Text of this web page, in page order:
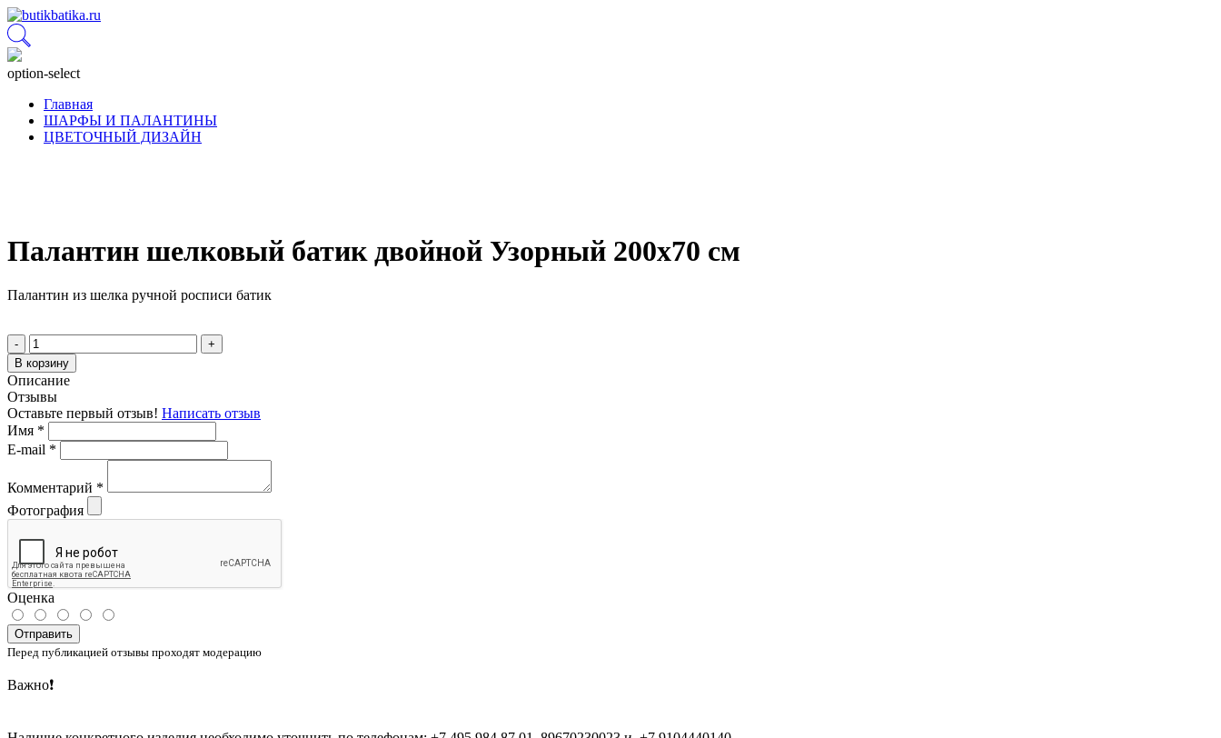
option-select
Главная
ШАРФЫ И ПАЛАНТИНЫ
ЦВЕТОЧНЫЙ ДИЗАЙН
Палантин шелковый батик двойной Узорный 200x70 см
Палантин из шелка ручной росписи батик
-
+
В корзину
Описание
Отзывы
Оставьте первый отзыв! Написать отзыв
Имя *
E-mail *
Комментарий *
Фотография
Оценка
Отправить
Перед публикацией отзывы проходят модерацию
Важно❗️